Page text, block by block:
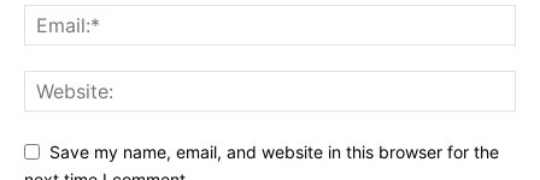
Save my name, email, and website in this browser for the